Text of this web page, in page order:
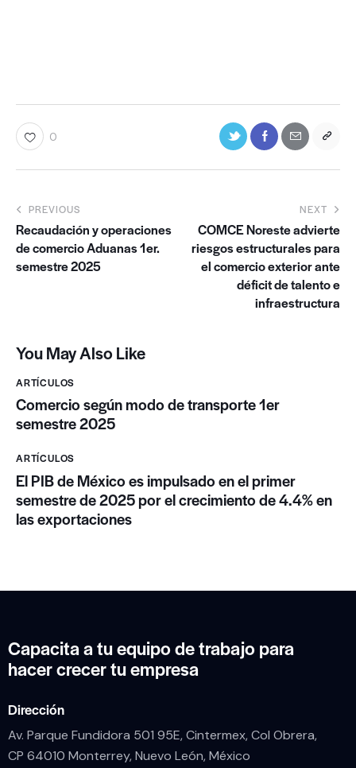
0
PREVIOUS
Recaudación y operaciones
de comercio Aduanas 1er.
semestre 2025
NEXT
COMCE Noreste advierte
riesgos estructurales para
el comercio exterior ante
déficit de talento e
infraestructura
You May Also Like
ARTÍCULOS
Comercio según modo de transporte 1er
semestre 2025
ARTÍCULOS
El PIB de México es impulsado en el primer
semestre de 2025 por el crecimiento de 4.4% en
las exportaciones
Capacita a tu equipo de trabajo para
hacer crecer tu empresa
Dirección
Av. Parque Fundidora 501 95E, Cintermex, Col Obrera,
CP 64010 Monterrey, Nuevo León, México